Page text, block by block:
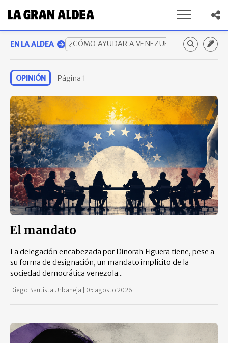
EN LA ALDEA ¿CÓMO AYUDAR A VENEZUELA? GUÍA
OPINIÓN Página 1
El mandato
La delegación encabezada por Dinorah Figuera tiene, pese a
su forma de designación, un mandato implícito de la
sociedad democrática venezola...
Diego Bautista Urbaneja 05 agosto 2026